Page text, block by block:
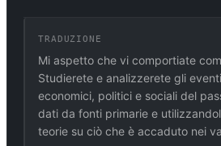
TRADUZIONE
Mi aspetto che vi comportiate
Studierete e analizzerete gli
economici, politici e sociali del
dati da fonti primarie e
teorie su ciò che è accaduto nei